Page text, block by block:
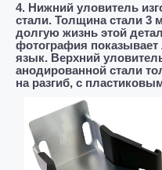
4. Нижний уловитель
стали. Толщина стали 3
долгую жизнь этой
фотография
язык. Верхний
анодированной стали
на разгиб, с